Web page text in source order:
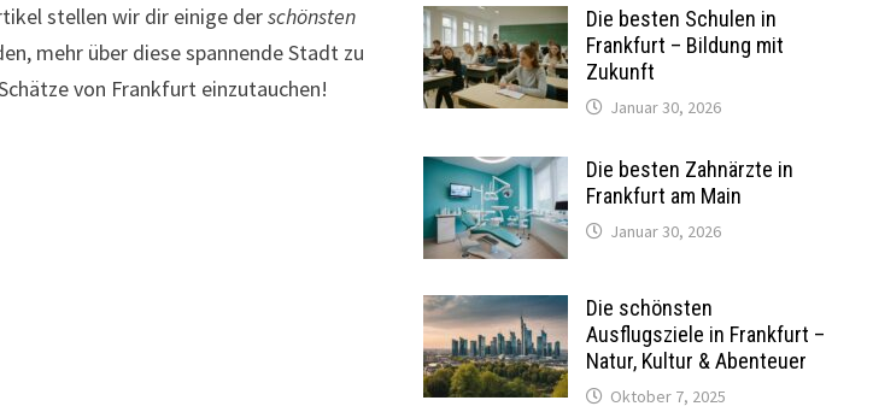
stellen wir dir einige derschönsten
mehr über diese spannende Stadt zu
von Frankfurt einzutauchen!
Die besten Schulen in
Frankfurt – Bildung mit
Zukunft
Januar 30, 2026
Die besten Zahnärzte in
Frankfurt am Main
Januar 30, 2026
Die schönsten
Ausflugsziele in Frankfurt –
Natur, Kultur & Abenteuer
Oktober 7, 2025